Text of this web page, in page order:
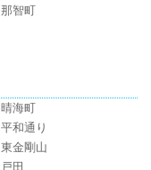
那智町
晴海町
平和通り
東金剛山
戸田